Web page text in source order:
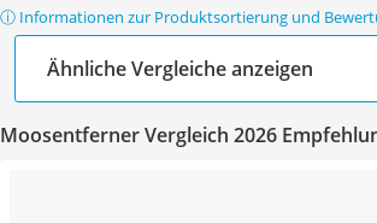
ⓘ Informationen zur Produktsortierung und
Ähnliche Vergleiche anzeigen
Moosentferner Vergleich 2026